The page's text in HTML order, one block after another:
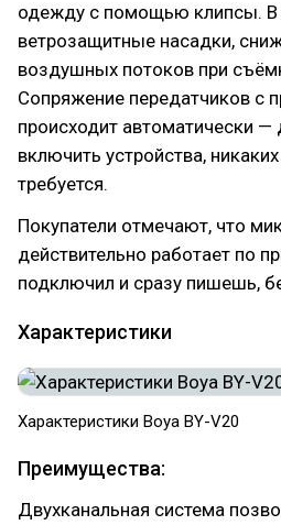
одежду с помощью клипсы. В
ветрозащитные насадки,
воздушных потоков при
Сопряжение передатчиков с
происходит автоматически —
включить устройства,
требуется.
Покупатели отмечают, что
действительно работает по
подключил и сразу пишешь,
Характеристики
Характеристики Boya BY-V20
Преимущества:
Двухканальная система